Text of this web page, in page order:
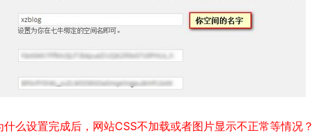
什么设置完成后，网站CSS不加载或者图片显示不正常等情况？